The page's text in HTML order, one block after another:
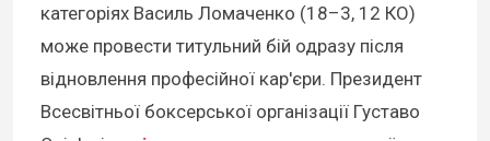
категоріях Василь Ломаченко (18–3, 12 КО)
може провести титульний бій одразу після
відновлення професійної кар'єри. Президент
Всесвітньої боксерської організації Густаво